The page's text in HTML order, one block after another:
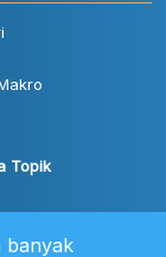
Topik
banyak